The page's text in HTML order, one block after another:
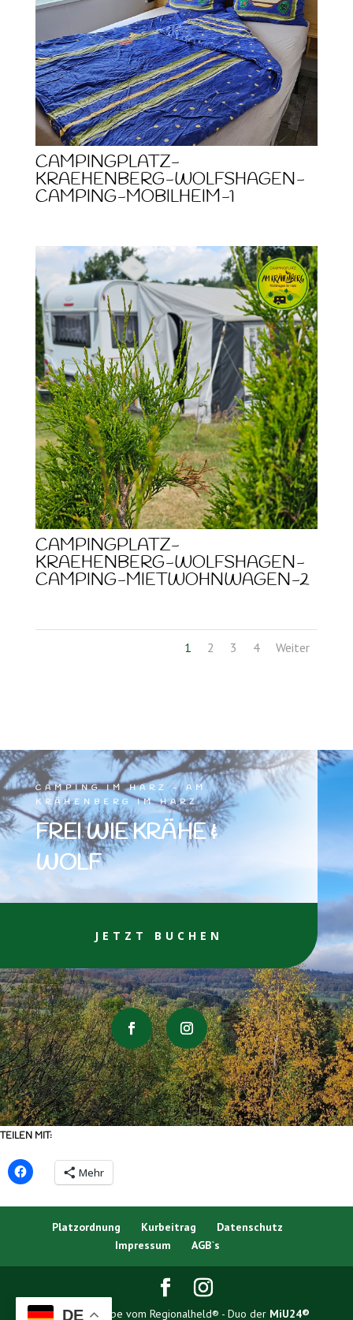
CAMPINGPLATZ-
KRAEHENBERG-WOLFSHAGEN-
CAMPING-MOBILHEIM-1
CAMPINGPLATZ-
KRAEHENBERG-WOLFSHAGEN-
CAMPING-MIETWOHNWAGEN-2
1 2 3 4 Weiter
CAMPING IM HARZ - AM
KRÄHENBERG IM HARZ
FREI WIE KRÄHE &
WOLF
JETZT BUCHEN
TEILEN MIT:
Mehr
Platzordnung Kurbeitrag
Datenschutz
Impressum
AGB`s
Erstellt mit Liebe vom Regionalheld® - Duo der MiU24®
DE